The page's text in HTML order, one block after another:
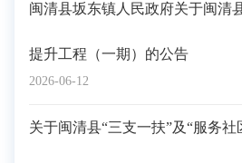
2026-06-12
闽清县坂东镇人民政府关于闽清
提升工程（一期）的公告
关于闽清县“三支一扶”及“服务